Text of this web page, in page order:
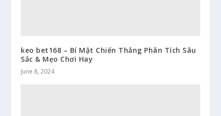
keo bet168 – Bí Mật Chiến Thắng Phân Tích Sâu
Sắc & Mẹo Chơi Hay
June 8, 2024